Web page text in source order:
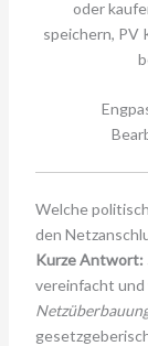
Welche
den
Kurze Antwort:
vereinfacht und